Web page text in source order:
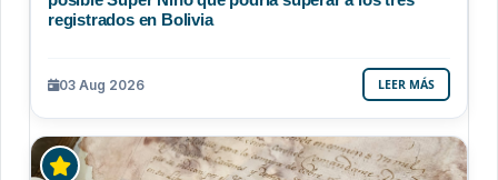
registrados en Bolivia
03 Aug 2026 LEER MÁS